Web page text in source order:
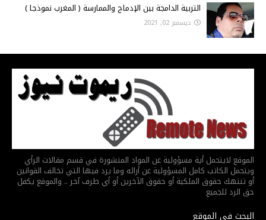
التربية الدامجة بين الإدماج والممارسة ( المغرب نموذجا )
ديسمبر 02, 2021
الموقع لايتحمل أية مسؤولية عن المواد المنشورة في قسم مقالات الرأي
ويتحمل الكاتب كامل المسؤولية عن أرائه وما يرد فيها التي تخالف القوانين
أو تنتهك حقوق الملكية أو حقوق الآخرين أو أي طرف آخر .. والموقع يكفل
حق الرد للجميع
البحث في الموقع